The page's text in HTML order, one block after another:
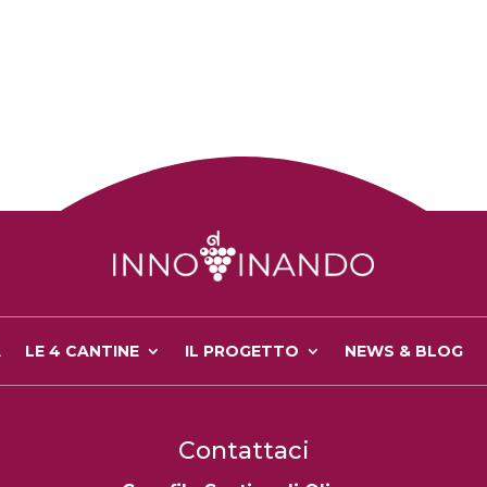
LE 4 CANTINE IL PROGETTO NEWS & BLOG
Contattaci